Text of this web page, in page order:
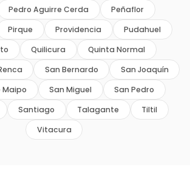
Pedro Aguirre Cerda
Peñaflor
Pirque Providencia
Pudahuel
Quilicura
Quinta Normal
San Bernardo
San Joaquín
Maipo
San Miguel
San Pedro
Santiago Talagante
Tiltil
Vitacura